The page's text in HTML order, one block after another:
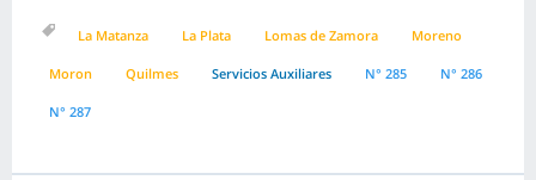
La Matanza La Plata Lomas de Zamora Moreno
Moron Quilmes Servicios Auxiliares N° 285 N° 286
N° 287